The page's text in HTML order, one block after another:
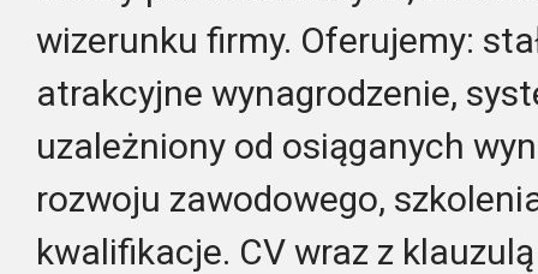
wizerunku firmy. Oferujemy:
atrakcyjne wynagrodzenie,
uzależniony od osiąganych
rozwoju zawodowego,
kwalifikacje. CV wraz z